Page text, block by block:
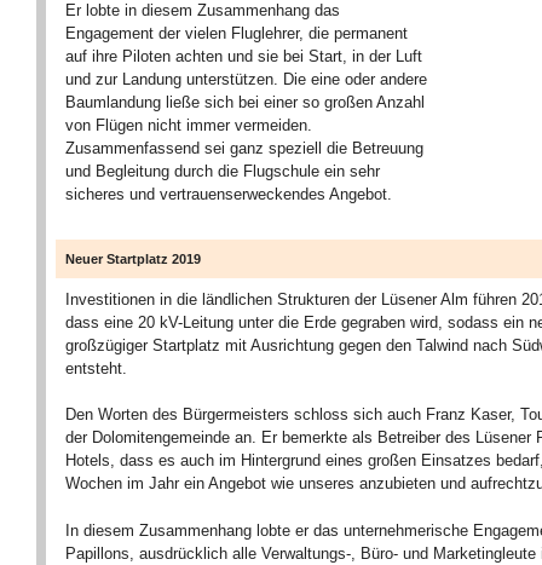
Er lobte in diesem Zusammenhang das
Engagement der vielen Fluglehrer, die permanent
auf ihre Piloten achten und sie bei Start, in der Luft
und zur Landung unterstützen. Die eine oder andere
Baumlandung ließe sich bei einer so großen Anzahl
von Flügen nicht immer vermeiden.
Zusammenfassend sei ganz speziell die Betreuung
und Begleitung durch die Flugschule ein sehr
sicheres und vertrauenserweckendes Angebot.
Neuer Startplatz 2019
Investitionen in die ländlichen Strukturen der Lüsener Alm führen
dass eine 20 kV-Leitung unter die Erde gegraben wird, sodass ein
großzügiger Startplatz mit Ausrichtung gegen den Talwind nach
entsteht.
Den Worten des Bürgermeisters schloss sich auch Franz Kaser,
der Dolomitengemeinde an. Er bemerkte als Betreiber des Lüsener
Hotels, dass es auch im Hintergrund eines großen Einsatzes
Wochen im Jahr ein Angebot wie unseres anzubieten und
In diesem Zusammenhang lobte er das unternehmerische
Papillons, ausdrücklich alle Verwaltungs-, Büro- und Marketingleute